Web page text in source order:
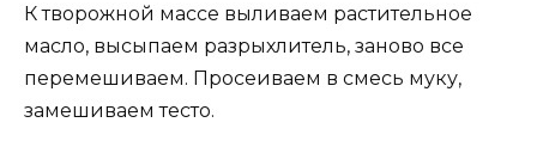
К творожной массе выливаем растительное
масло, высыпаем разрыхлитель, заново все
перемешиваем. Просеиваем в смесь муку,
замешиваем тесто.